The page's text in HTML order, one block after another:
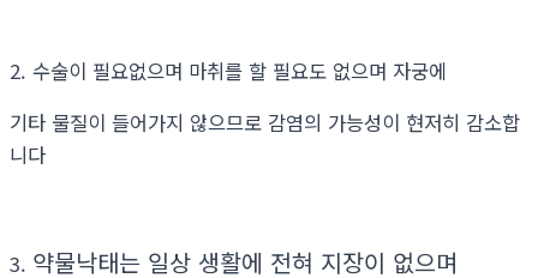
2. 수술이 필요없으며 마취를 할 필요도 없으며 자궁에
기타 물질이 들어가지 않으므로 감염의 가능성이 현저히 감소합
니다
3. 약물낙태는 일상 생활에 전혀 지장이 없으며